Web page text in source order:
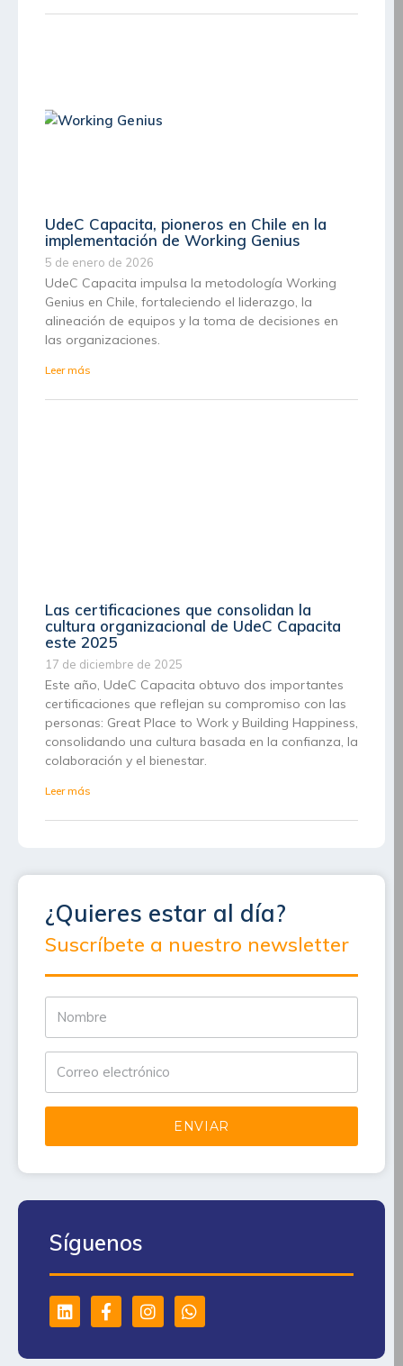
UdeC Capacita, pioneros en Chile en la
implementación de Working Genius
5 de enero de 2026
UdeC Capacita impulsa la metodología Working
Genius en Chile, fortaleciendo el liderazgo, la
alineación de equipos y la toma de decisiones en
las organizaciones.
Leer más
Las certificaciones que consolidan la
cultura organizacional de UdeC Capacita
este 2025
17 de diciembre de 2025
Este año, UdeC Capacita obtuvo dos importantes
certificaciones que reflejan su compromiso con las
personas: Great Place to Work y Building Happiness,
consolidando una cultura basada en la confianza, la
colaboración y el bienestar.
Leer más
¿Quieres estar al día?
Suscríbete a nuestro newsletter
ENVIAR
Síguenos